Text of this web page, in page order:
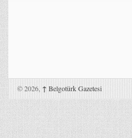
© 2026, ↑ Belgotürk Gazetesi